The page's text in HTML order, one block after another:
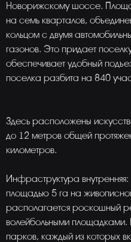
Новорижскому шоссе.
на семь кварталов,
кольцом с двумя
газонов. Это придает
обеспечивает удобный
поселка разбита на 840
Здесь расположены
до 12 метров общей
километров.
Инфраструктура
площадью 5 га на
располагается роскошный
волейбольными
парков, каждый из которых